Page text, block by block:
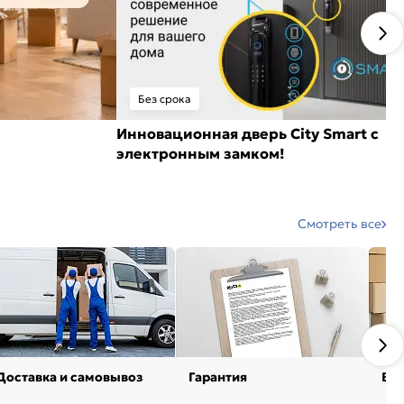
Без срока
Инновационная дверь City Smart с
электронным замком!
Смотреть все
и самовывоз Гарантия